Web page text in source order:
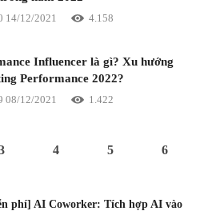
14/12/2021 4.158
Influencer là gì? Xu hướng
Performance 2022?
08/12/2021 1.422
4 5 6
phí] AI Coworker: Tích hợp AI vào